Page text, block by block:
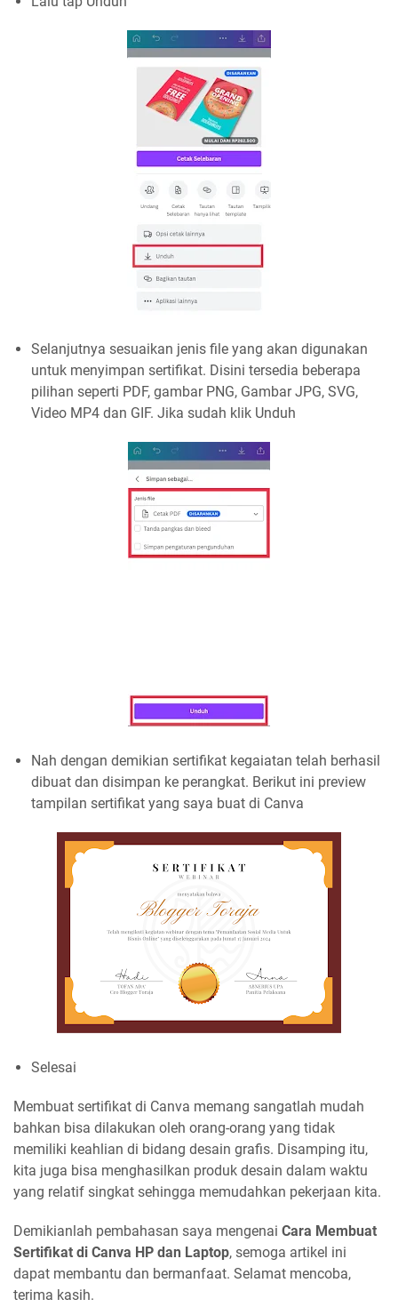
Selanjutnya sesuaikan jenis file yang akan digunakan
untuk menyimpan sertifikat. Disini tersedia beberapa
pilihan seperti PDF, gambar PNG, Gambar JPG, SVG,
Video MP4 dan GIF. Jika sudah klik Unduh
Nah dengan demikian sertifikat kegaiatan telah berhasil
dibuat dan disimpan ke perangkat. Berikut ini preview
tampilan sertifikat yang saya buat di Canva
Selesai
Membuat sertifikat di Canva memang sangatlah mudah
bahkan bisa dilakukan oleh orang-orang yang tidak
memiliki keahlian di bidang desain grafis. Disamping itu,
kita juga bisa menghasilkan produk desain dalam waktu
yang relatif singkat sehingga memudahkan pekerjaan kita.
Demikianlah pembahasan saya mengenai Cara Membuat
Sertifikat di Canva HP dan Laptop, semoga artikel ini
dapat membantu dan bermanfaat. Selamat mencoba,
terima kasih.